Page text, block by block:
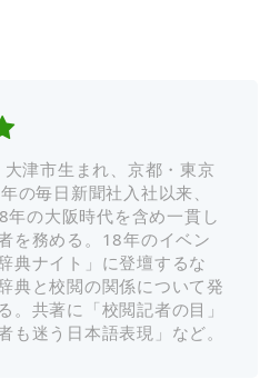
津市生まれ、京都・東京
の毎日新聞社入社以来、
の大阪時代を含め一貫し
を務める。18年のイベン
典ナイト」に登壇するな
典と校閲の関係について発
。共著に「校閲記者の目」
も迷う日本語表現」など。